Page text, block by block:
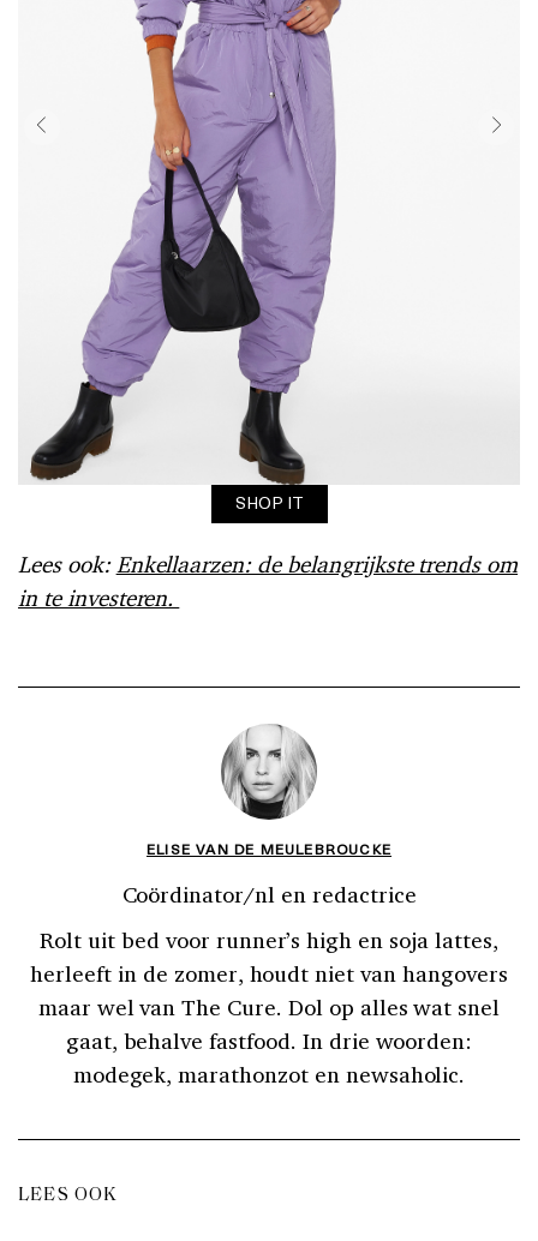
SHOP IT
Lees ook:Enkellaarzen: de belangrijkste trends om
in te investeren.
ELISE VAN DE MEULEBROUCKE
Coördinator/nl en redactrice
Rolt uit bed voor runner’s high en soja lattes,
herleeft in de zomer, houdt niet van hangovers
maar wel van The Cure. Dol op alles wat snel
gaat, behalve fastfood. In drie woorden:
modegek, marathonzot en newsaholic.
LEES OOK